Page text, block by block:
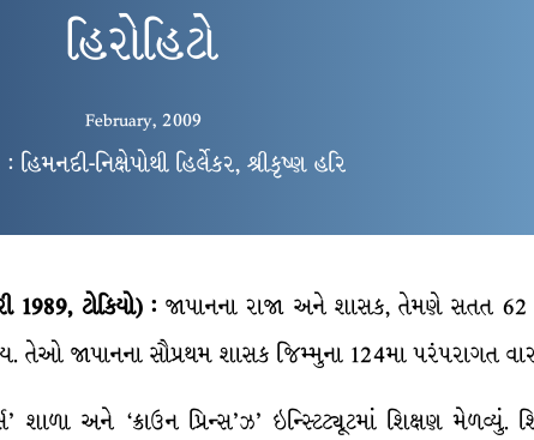
હિરોહિટો
February, 2009
નિક્ષેપોથી હિર્લેકર, શ્રીકૃષ્ણ હરિ
1989, ટોકિયો) : જાપાનના રાજા અને શાસક, તેમણે સતત 62
તેઓ જાપાનના સૌપ્રથમ શાસક જિમ્મુના 124મા પરંપરાગત
અને ‘ક્રાઉન પ્રિન્સ’ઝ’ ઇન્સ્ટિટ્યૂટમાં શિક્ષણ મેળવ્યું.